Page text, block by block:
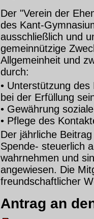
Der "Verein der
des Kant-
ausschließlich und
gemeinnützige
Allgemeinheit und
durch:
• Unterstützung
bei der Erfüllung
• Gewährung
• Pflege des
Der jährliche
Spende- steuerlich
wahrnehmen und
angewiesen. Die
freundschaftlicher
Antrag an